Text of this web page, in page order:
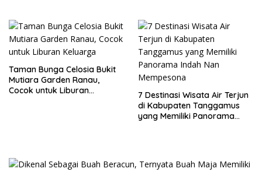
Taman Bunga Celosia Bukit
Mutiara Garden Ranau,
Cocok untuk Liburan
7 Destinasi Wisata Air Terjun
di Kabupaten Tanggamus
yang Memiliki Panorama